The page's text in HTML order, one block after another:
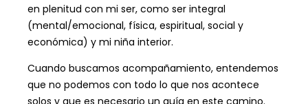
en plenitud con mi ser, como ser integral
(mental/emocional, física, espiritual, social y
económica) y mi niña interior.
Cuando buscamos acompañamiento, entendemos
que no podemos con todo lo que nos acontece